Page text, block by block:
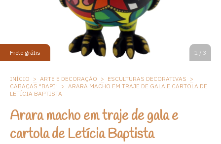
Frete grátis 1 / 3
INÍCIO > ARTE E DECORAÇÃO > ESCULTURAS DECORATIVAS >
CABAÇAS "BAPI" > ARARA MACHO EM TRAJE DE GALA E CARTOLA DE
LETÍCIA BAPTISTA
Arara macho em traje de gala e
cartola de Letícia Baptista